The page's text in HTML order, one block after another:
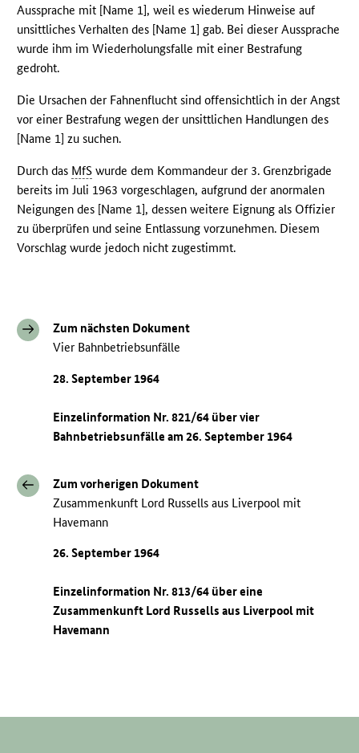
Aussprache mit [Name 1], weil es wiederum Hinweise auf
unsittliches Verhalten des [Name 1] gab. Bei dieser Aussprache
wurde ihm im Wiederholungsfalle mit einer Bestrafung
gedroht.
Die Ursachen der Fahnenflucht sind offensichtlich in der Angst
vor einer Bestrafung wegen der unsittlichen Handlungen des
[Name 1] zu suchen.
Durch das MfS wurde dem Kommandeur der 3. Grenzbrigade
bereits im Juli 1963 vorgeschlagen, aufgrund der anormalen
Neigungen des [Name 1], dessen weitere Eignung als Offizier
zu überprüfen und seine Entlassung vorzunehmen. Diesem
Vorschlag wurde jedoch nicht zugestimmt.
Zum nächsten Dokument
Vier Bahnbetriebsunfälle
28. September 1964
Einzelinformation Nr. 821/64 über vier
Bahnbetriebsunfälle am 26. September 1964
Zum vorherigen Dokument
Zusammenkunft Lord Russells aus Liverpool mit
Havemann
26. September 1964
Einzelinformation Nr. 813/64 über eine
Zusammenkunft Lord Russells aus Liverpool mit
Havemann